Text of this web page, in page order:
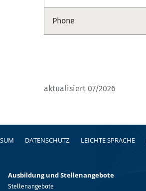
Phone
aktualisiert 07/2026
DATENSCHUTZ LEICHTE SPRACHE
Ausbildung und Stellenangebote
Stellenangebote